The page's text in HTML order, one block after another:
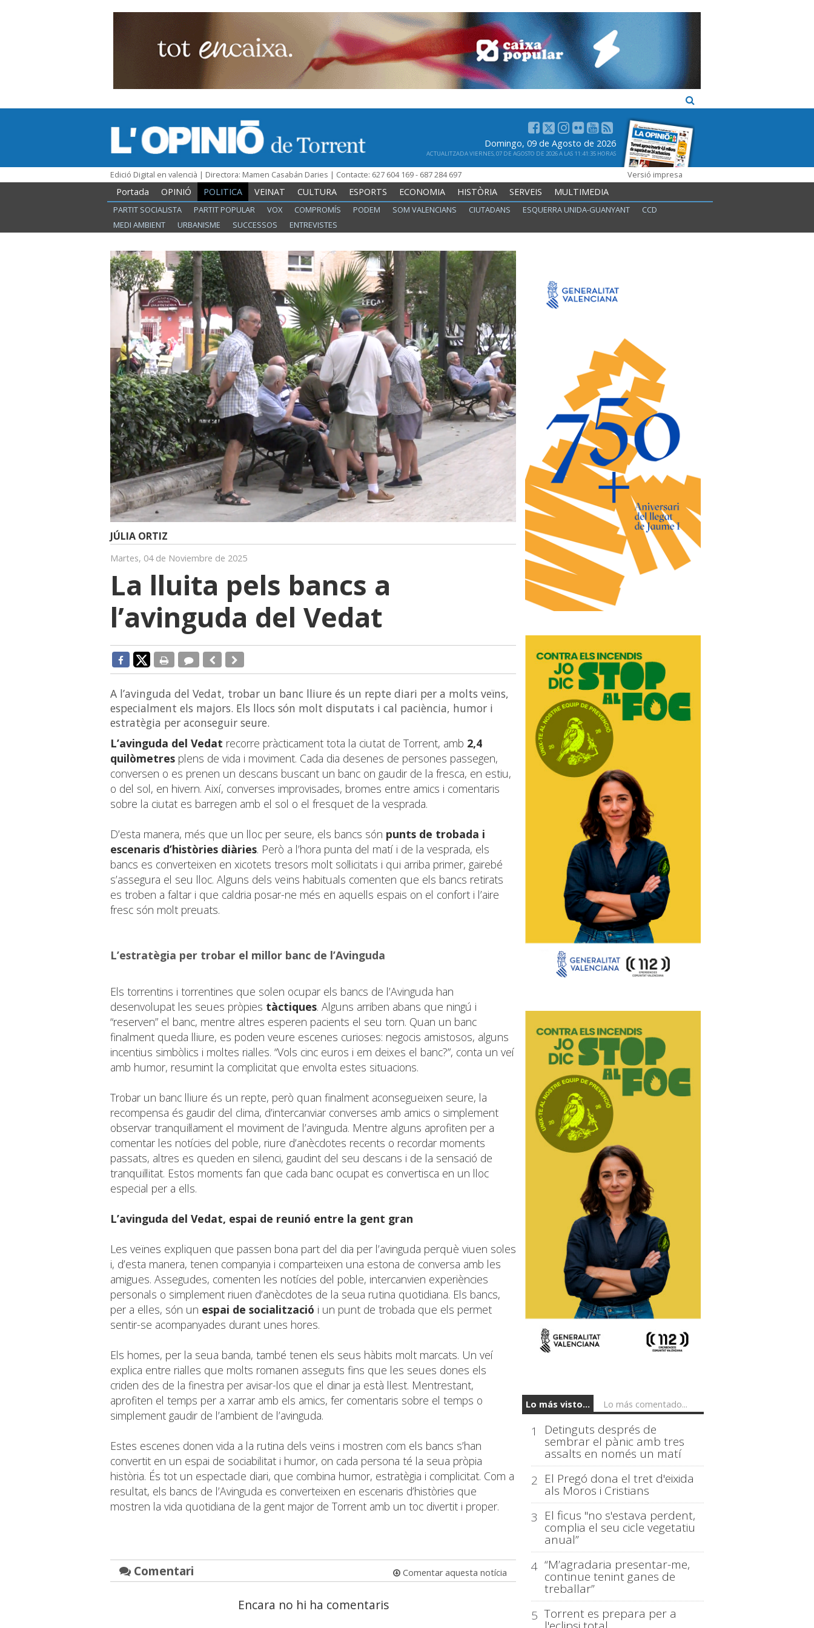
Domingo, 09 de Agosto de 2026
ACTUALITZADA VIERNES, 07 DE AGOSTO DE 2026 A LAS 11:41:35 HORAS
Edició Digital en valencià | Directora: Mamen Casabán Daries | Contacte: 627 604 169 - 687 284 697 Versió impresa
Portada OPINIÓ POLITICA VEINAT CULTURA ESPORTS ECONOMIA HISTÒRIA SERVEIS MULTIMEDIA
PARTIT SOCIALISTA PARTIT POPULAR VOX COMPROMÍS PODEM SOM VALENCIANS CIUTADANS ESQUERRA UNIDA-GUANYANT
CCD
MEDI AMBIENT
URBANISME SUCCESSOS ENTREVISTES
JÚLIA ORTIZ
Martes, 04 de Noviembre de 2025
La lluita pels bancs a
l’avinguda del Vedat
A l’avinguda del Vedat, trobar un banc lliure és un repte diari per a molts veïns,
especialment els majors. Els llocs són molt disputats i cal paciència, humor i
estratègia per aconseguir seure.
L’avinguda del Vedat recorre pràcticament tota la ciutat de Torrent, amb 2,4
quilòmetres plens de vida i moviment. Cada dia desenes de persones passegen,
conversen o es prenen un descans buscant un banc on gaudir de la fresca, en estiu,
o del sol, en hivern. Així, converses improvisades, bromes entre amics i comentaris
sobre la ciutat es barregen amb el sol o el fresquet de la vesprada.
D’esta manera, més que un lloc per seure, els bancs són punts de trobada i
escenaris d’històries diàries. Però a l’hora punta del matí i de la vesprada, els
bancs es converteixen en xicotets tresors molt sol·licitats i qui arriba primer, gairebé
s’assegura el seu lloc. Alguns dels veïns habituals comenten que els bancs retirats
es troben a faltar i que caldria posar-ne més en aquells espais on el confort i l’aire
fresc són molt preuats.
L’estratègia per trobar el millor banc de l’Avinguda
Els torrentins i torrentines que solen ocupar els bancs de l’Avinguda han
desenvolupat les seues pròpies tàctiques. Alguns arriben abans que ningú i
“reserven” el banc, mentre altres esperen pacients el seu torn. Quan un banc
finalment queda lliure, es poden veure escenes curioses: negocis amistosos, alguns
incentius simbòlics i moltes rialles. “Vols cinc euros i em deixes el banc?”, conta un veí
amb humor, resumint la complicitat que envolta estes situacions.
Trobar un banc lliure és un repte, però quan finalment aconsegueixen seure, la
recompensa és gaudir del clima, d’intercanviar converses amb amics o simplement
observar tranquil·lament el moviment de l’avinguda. Mentre alguns aprofiten per a
comentar les notícies del poble, riure d’anècdotes recents o recordar moments
passats, altres es queden en silenci, gaudint del seu descans i de la sensació de
tranquil·litat. Estos moments fan que cada banc ocupat es convertisca en un lloc
especial per a ells.
L’avinguda del Vedat, espai de reunió entre la gent gran
Les veïnes expliquen que passen bona part del dia per l’avinguda perquè viuen soles
i, d’esta manera, tenen companyia i comparteixen una estona de conversa amb les
amigues. Assegudes, comenten les notícies del poble, intercanvien experiències
personals o simplement riuen d’anècdotes de la seua rutina quotidiana. Els bancs,
per a elles, són un espai de socialització i un punt de trobada que els permet
sentir-se acompanyades durant unes hores.
Els homes, per la seua banda, també tenen els seus hàbits molt marcats. Un veí
explica entre rialles que molts romanen asseguts fins que les seues dones els
criden des de la finestra per avisar-los que el dinar ja està llest. Mentrestant,
aprofiten el temps per a xarrar amb els amics, fer comentaris sobre el temps o
simplement gaudir de l’ambient de l’avinguda.
Estes escenes donen vida a la rutina dels veïns i mostren com els bancs s’han
convertit en un espai de sociabilitat i humor, on cada persona té la seua pròpia
història. És tot un espectacle diari, que combina humor, estratègia i complicitat. Com a
resultat, els bancs de l’Avinguda es converteixen en escenaris d’històries que
mostren la vida quotidiana de la gent major de Torrent amb un toc divertit i proper.
Comentari Comentar aquesta notícia
Encara no hi ha comentaris
Lo más visto... Lo más comentado...
1 Detinguts després de
sembrar el pànic amb tres
assalts en només un matí
2 El Pregó dona el tret d'eixida
als Moros i Cristians
3 El ficus "no s'estava perdent,
complia el seu cicle vegetatiu
anual”
4 “M’agradaria presentar-me,
continue tenint ganes de
treballar”
5 Torrent es prepara per a